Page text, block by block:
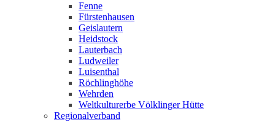
Fenne
Fürstenhausen
Geislautern
Heidstock
Lauterbach
Ludweiler
Luisenthal
Röchlinghöhe
Wehrden
Weltkulturerbe Völklinger Hütte
Regionalverband